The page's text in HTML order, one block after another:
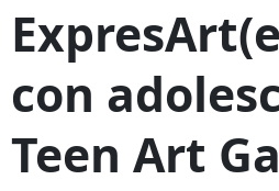
con
Teen Art